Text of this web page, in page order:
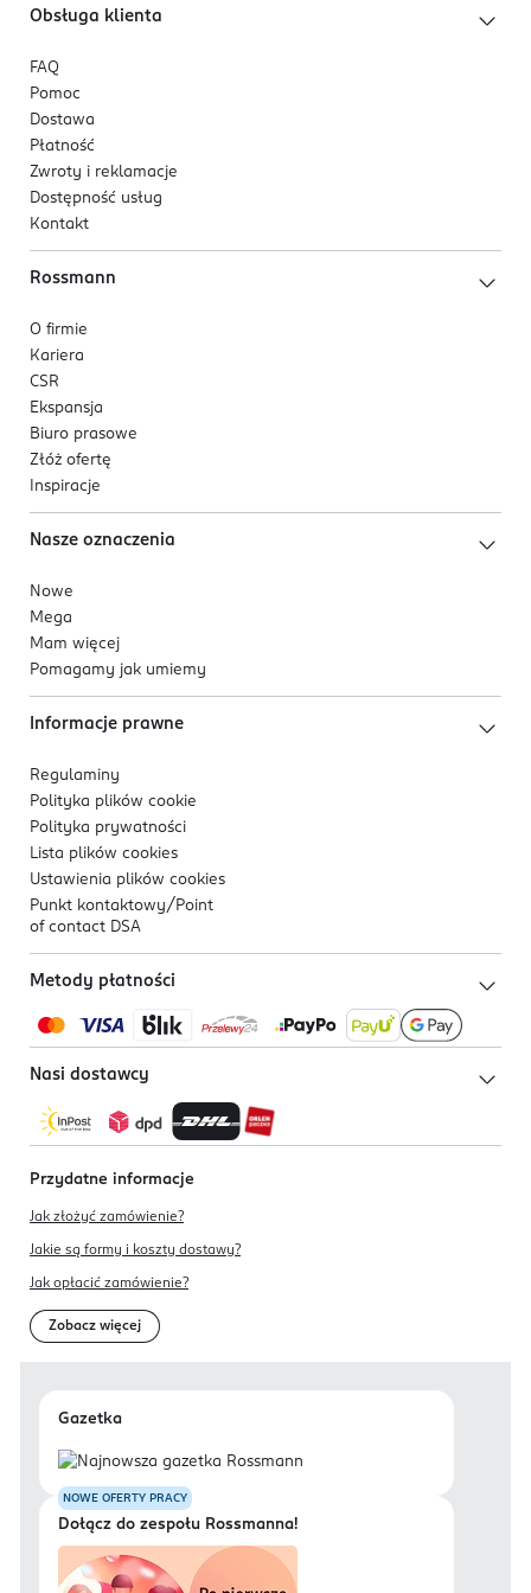
37-450 Stalowa Wola
Obsługa klienta
FAQ
Pomoc
Dostawa
Płatność
Zwroty i reklamacje
Dostępność usług
Kontakt
Rossmann
O firmie
Kariera
CSR
Ekspansja
Biuro prasowe
Złóż ofertę
Inspiracje
Nasze oznaczenia
Nowe
Mega
Mam więcej
Pomagamy jak umiemy
Informacje prawne
Regulaminy
Polityka plików cookie
Polityka prywatności
Lista plików cookies
Ustawienia plików cookies
Punkt kontaktowy/ Point
of contact DSA
Metody płatności
Nasi dostawcy
Przydatne informacje
Jak złożyć zamówienie?
Jakie są formy i koszty dostawy?
Jak opłacić zamówienie?
Zobacz więcej
Gazetka
NOWE OFERTY PRACY
Dołącz do zespołu Rossmanna!